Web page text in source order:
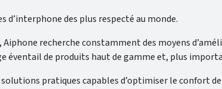
d’interphone des plus respecté au monde.
recherche constamment des moyens
éventail de produits haut de gamme et, plus
pratiques capables d’optimiser le confort